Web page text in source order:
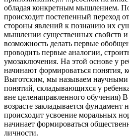
обладая конкретным мышлением.
происходит постепенный переход
стороны явлений к познанию их
мышлении существенных свойств и
возможность делать первые
проводить первые аналогии,
умозаключения. На этой основе у
начинают формироваться понятия,
Выготским, мы называем научными
понятий, складывающихся у
вне целенаправленного обучения)
возрасте закладывается фундамент
происходит усвоение моральных
начинает формироваться
личности.